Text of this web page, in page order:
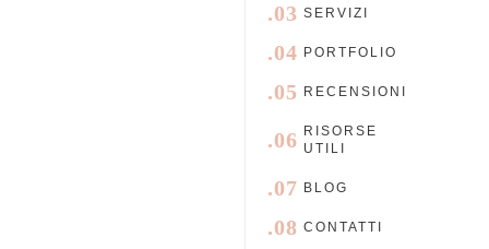
.03 SERVIZI
.04 PORTFOLIO
.05 RECENSIONI
.06 RISORSE
UTILI
.07 BLOG
.08 CONTATTI